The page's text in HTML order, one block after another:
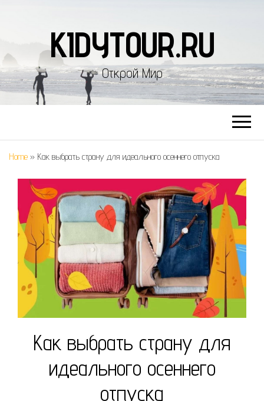
KIDYTOUR.RU
Открой Мир
Home » Как выбрать страну для идеального осеннего отпуска
Как выбрать страну для
идеального осеннего
отпуска